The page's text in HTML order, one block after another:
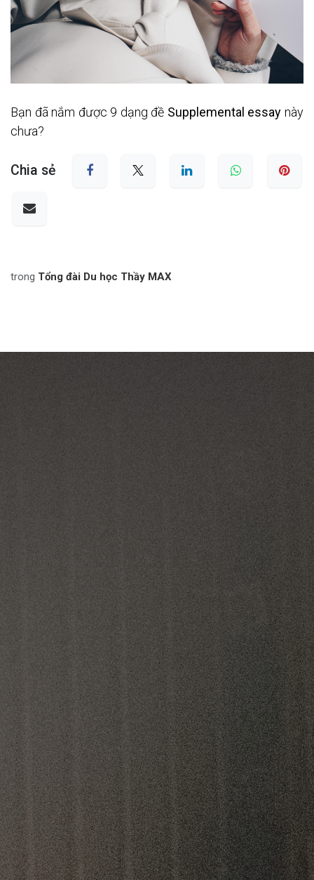
Bạn đã nắm được 9 dạng đề Supplemental essay này
chưa?
Chia sẻ
trong Tổng đài Du học Thầy MAX